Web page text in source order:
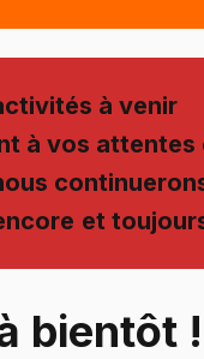
à venir
à vos attentes
et
bientôt !